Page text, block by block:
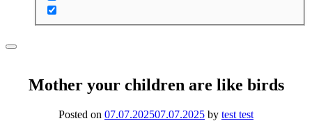
Mother your children are like birds
Posted on 07.07.202507.07.2025 by test test